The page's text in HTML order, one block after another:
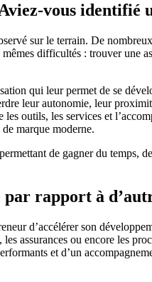
vous identifié
sur le terrain. De
difficultés : trouver une
qui leur permet de se
leur autonomie, leur
outils, les services et
marque moderne.
de gagner du temps,
rapport à
d’accélérer son
assurances ou encore les
et d’un